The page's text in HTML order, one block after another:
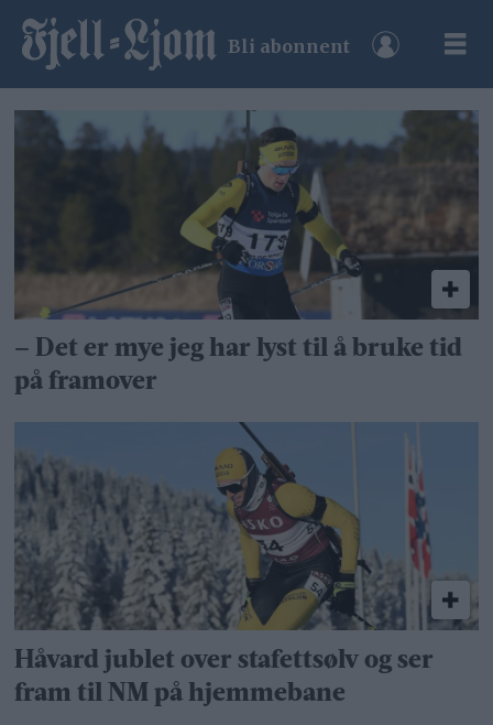
Bli abonnent
Tag:
galåen
– Det er mye jeg har lyst til å bruke tid
på framover
Håvard jublet over stafettsølv og ser
fram til NM på hjemmebane